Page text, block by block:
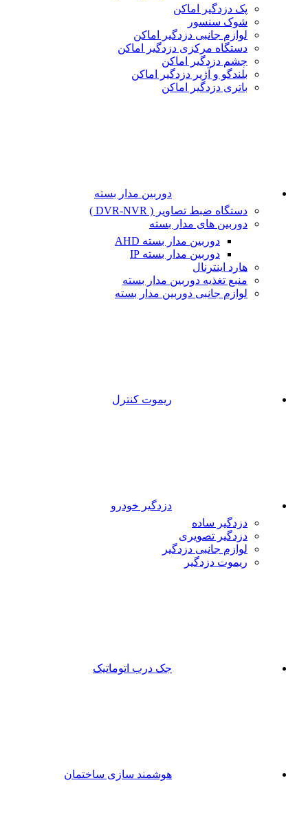
پک دزدگیر اماکن
شوک سنسور
لوازم جانبی دزدگیر اماکن
دستگاه مرکزی دزدگیر اماکن
چشم دزدگیر اماکن
بلندگو و آژیر دزدگیر اماکن
باتری دزدگیر اماکن
دوربین مدار بسته
دستگاه ضبط تصاویر ( DVR-NVR )
دوربین های مدار بسته
دوربین مدار بسته AHD
دوربین مدار بسته IP
هارد اینترنال
منبع تغذیه دوربین مدار بسته
لوازم جانبی دوربین مدار بسته
ریموت کنترل
دزدگیر خودرو
دزدگیر ساده
دزدگیر تصویری
لوازم جانبی دزدگیر
ریموت دزدگیر
جک درب اتوماتیک
هوشمند سازی ساختمان